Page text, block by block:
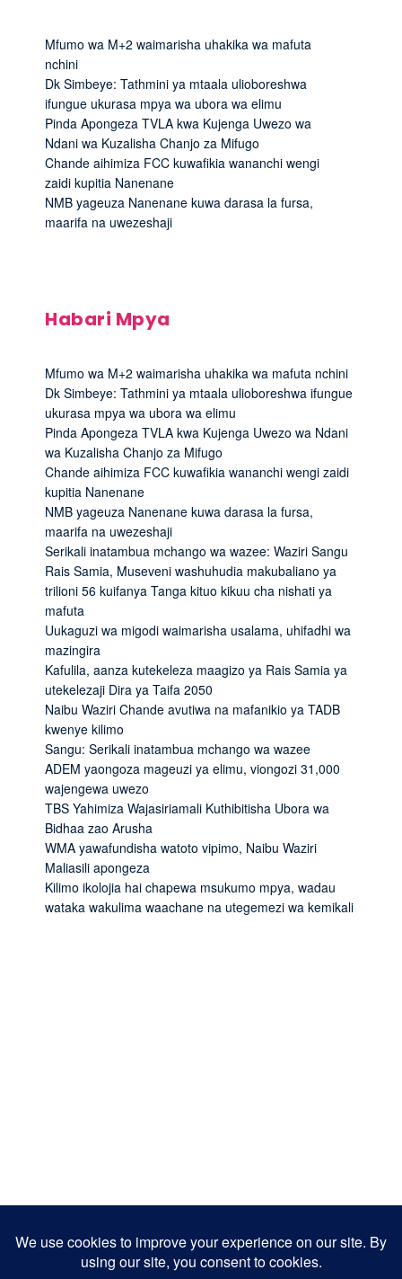
Mfumo wa M+2 waimarisha uhakika wa mafuta
nchini
Dk Simbeye: Tathmini ya mtaala ulioboreshwa
ifungue ukurasa mpya wa ubora wa elimu
Pinda Apongeza TVLA kwa Kujenga Uwezo wa
Ndani wa Kuzalisha Chanjo za Mifugo
Chande aihimiza FCC kuwafikia wananchi wengi
zaidi kupitia Nanenane
NMB yageuza Nanenane kuwa darasa la fursa,
maarifa na uwezeshaji
Habari Mpya
Mfumo wa M+2 waimarisha uhakika wa mafuta nchini
Dk Simbeye: Tathmini ya mtaala ulioboreshwa ifungue
ukurasa mpya wa ubora wa elimu
Pinda Apongeza TVLA kwa Kujenga Uwezo wa Ndani
wa Kuzalisha Chanjo za Mifugo
Chande aihimiza FCC kuwafikia wananchi wengi zaidi
kupitia Nanenane
NMB yageuza Nanenane kuwa darasa la fursa,
maarifa na uwezeshaji
Serikali inatambua mchango wa wazee: Waziri Sangu
Rais Samia, Museveni washuhudia makubaliano ya
trilioni 56 kuifanya Tanga kituo kikuu cha nishati ya
mafuta
Uukaguzi wa migodi waimarisha usalama, uhifadhi wa
mazingira
Kafulila, aanza kutekeleza maagizo ya Rais Samia ya
utekelezaji Dira ya Taifa 2050
Naibu Waziri Chande avutiwa na mafanikio ya TADB
kwenye kilimo
Sangu: Serikali inatambua mchango wa wazee
ADEM yaongoza mageuzi ya elimu, viongozi 31,000
wajengewa uwezo
TBS Yahimiza Wajasiriamali Kuthibitisha Ubora wa
Bidhaa zao Arusha
WMA yawafundisha watoto vipimo, Naibu Waziri
Maliasili apongeza
Kilimo ikolojia hai chapewa msukumo mpya, wadau
wataka wakulima waachane na utegemezi wa kemikali